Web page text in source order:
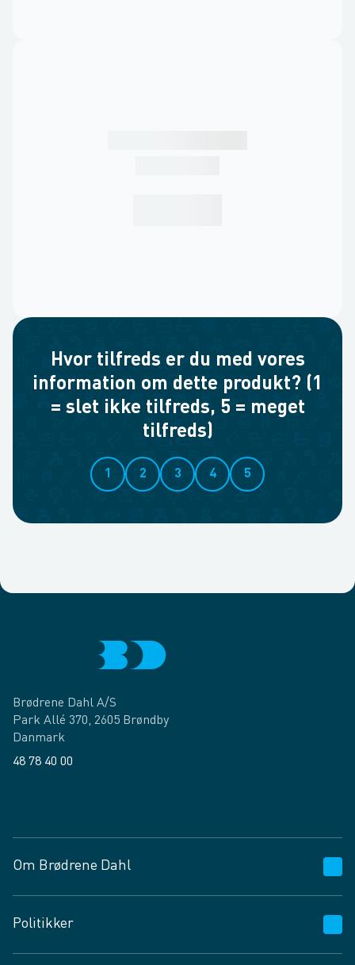
Hvor tilfreds er du med vores
information om dette produkt? (1
= slet ikke tilfreds, 5 = meget
tilfreds)
1 2 3 4 5
Brødrene Dahl A/S
Park Allé 370, 2605 Brøndby
Danmark
48 78 40 00
Om Brødrene Dahl
Vagttelefon 30 10 89 89
Spørgsmål og svar
Politikker